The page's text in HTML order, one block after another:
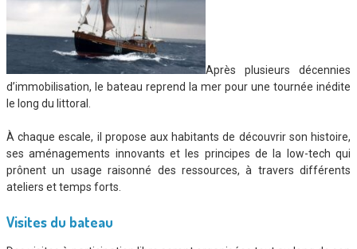
Après plusieurs décennies
d’immobilisation, le bateau reprend la mer pour une tournée inédite
le long du littoral.
À chaque escale, il propose aux habitants de découvrir son histoire,
ses aménagements innovants et les principes de la low-tech qui
prônent un usage raisonné des ressources, à travers différents
ateliers et temps forts.
Visites du bateau